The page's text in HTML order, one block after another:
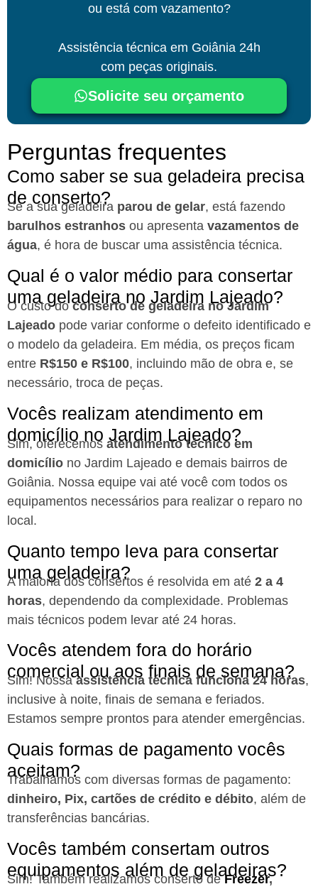
ou está com vazamento?
Assistência técnica em Goiânia24h
com peças originais.
Solicite seu orçamento
Perguntas frequentes
Como saber se sua geladeira precisa
de conserto?
Se a sua geladeira parou de gelar, está fazendo
barulhos estranhos ou apresenta vazamentos de
água, é hora de buscar uma assistência técnica.
Qual é o valor médio para consertar
uma geladeira no Jardim Lajeado?
O custo doconserto de geladeira no Jardim
Lajeado pode variar conforme o defeito identificado e
o modelo da geladeira. Em média, os preços ficam
entre R$150 e R$100, incluindo mão de obra e, se
necessário, troca de peças.
Vocês realizam atendimento em
domicílio no Jardim Lajeado?
Sim, oferecemos atendimento técnico em
domicílio no Jardim Lajeado e demais bairros de
Goiânia. Nossa equipe vai até você com todos os
equipamentos necessários para realizar o reparo no
local.
Quanto tempo leva para consertar
uma geladeira?
A maioria dos consertos é resolvida em até 2 a 4
horas, dependendo da complexidade. Problemas
mais técnicos podem levar até 24 horas.
Vocês atendem fora do horário
comercial ou aos finais de semana?
Sim! Nossaassistência técnica funciona 24 horas,
inclusive à noite, finais de semana e feriados.
Estamos sempre prontos para atender emergências.
Quais formas de pagamento vocês
aceitam?
Trabalhamos com diversas formas de pagamento:
dinheiro, Pix, cartões de crédito e débito, além de
transferências bancárias.
Vocês também consertam outros
equipamentos além de geladeiras?
Sim! Também realizamos conserto deFreezer,